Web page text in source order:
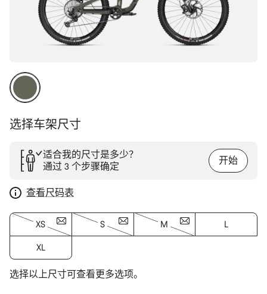
选择车架尺寸
适合我的尺寸是多少？
通过 3 个步骤确定
开始
查看尺码表
XS S M L
XL
选择以上尺寸可查看更多选项。